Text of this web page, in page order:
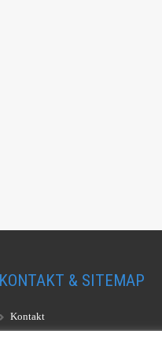
KONTAKT & SITEMAP
Kontakt